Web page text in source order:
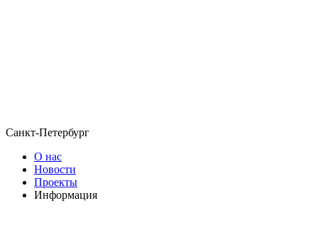
Санкт-Петербург
О нас
Новости
Проекты
Информация